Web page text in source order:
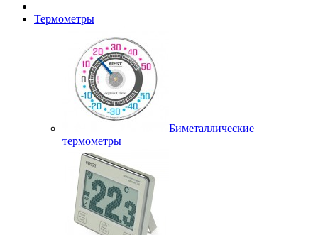
Термометры
Биметаллические
термометры